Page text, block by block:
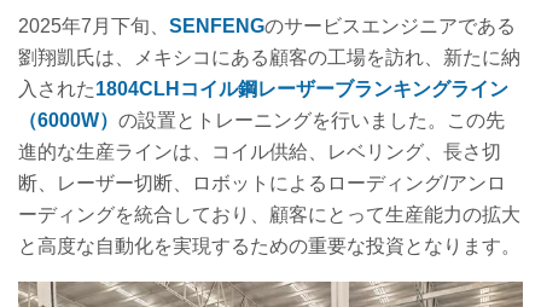
2025年7月下旬、 SENFENGのサービスエンジニアである
劉翔凱氏は、メキシコにある顧客の工場を訪れ、新たに納
入された1804CLHコイル鋼レーザーブランキングライン
（6000W） の設置とトレーニングを行いました。この先
進的な生産ラインは、コイル供給、レベリング、長さ切
断、レーザー切断、ロボットによるローディング/アンロ
ーディングを統合しており、顧客にとって生産能力の拡大
と高度な自動化を実現するための重要な投資となります。